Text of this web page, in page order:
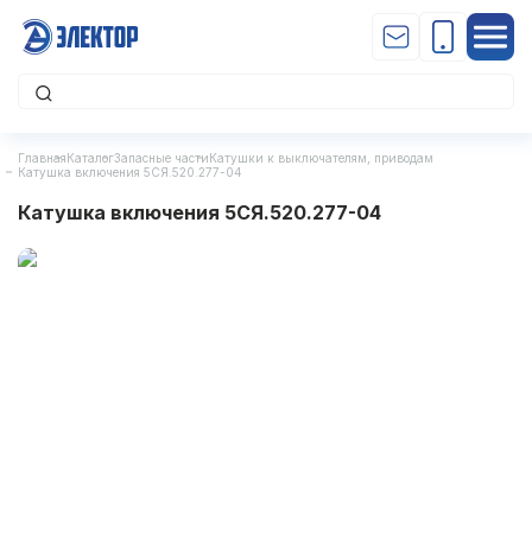
ГлавнаяКаталогЗапасные частиКатушки к выключателям, приводам
Катушка включения 5СЯ.520.277-04
Катушка включения 5СЯ.520.277-04